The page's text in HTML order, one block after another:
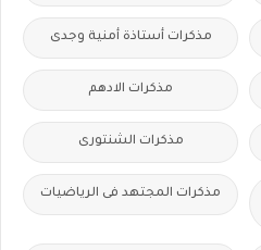
مذكرات أستاذة أمنية وجدى
مذكرات الادهم
مذكرات الشنتورى
مذكرات المجتهد فى الرياضيات